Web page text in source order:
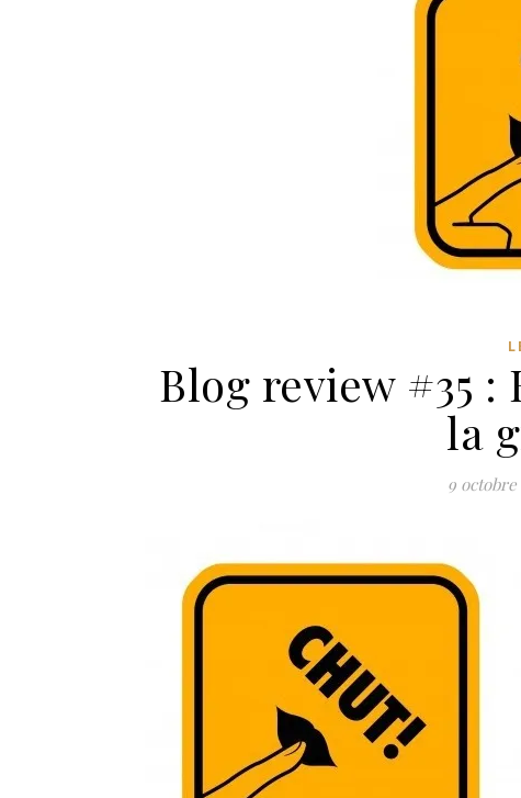
Blog review #35
la
9 octobre